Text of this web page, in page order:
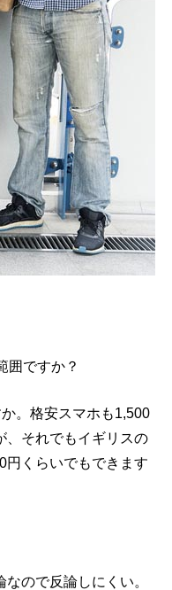
囲ですか？
。格安スマホも1,500
、それでもイギリスの
円くらいでもできます
ので反論しにくい。